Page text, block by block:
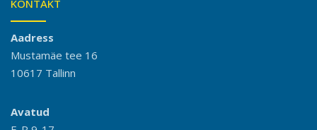
KONTAKT
Aadress
Mustamäe tee 16
10617 Tallinn
Avatud